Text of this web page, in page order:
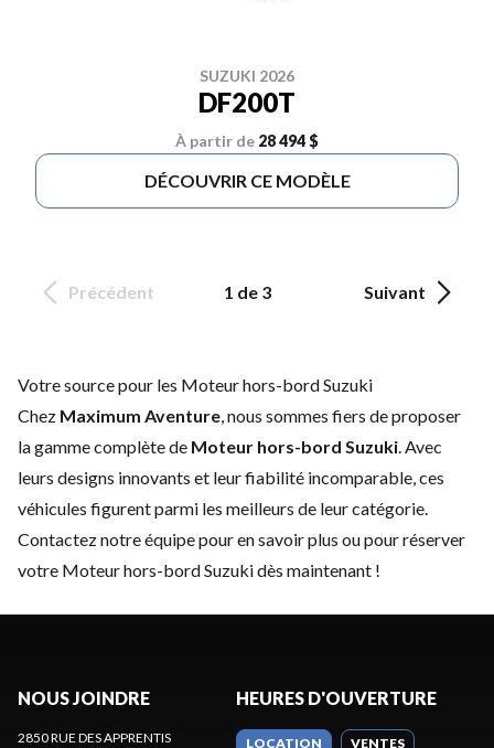
SUZUKI 2026
DF200T
À partir de 28 494 $
DÉCOUVRIR CE MODÈLE
Précédent 1 de 3 Suivant
Votre source pour les Moteur hors-bord Suzuki
Chez Maximum Aventure, nous sommes fiers de proposer
la gamme complète de Moteur hors-bord Suzuki. Avec
leurs designs innovants et leur fiabilité incomparable, ces
véhicules figurent parmi les meilleurs de leur catégorie.
Contactez notre équipepour en savoir plus ou pour réserver
votre Moteur hors-bord Suzuki dès maintenant !
NOUS JOINDRE
2850 RUE DES APPRENTIS
HEURES D'OUVERTURE
LOCATION VENTES